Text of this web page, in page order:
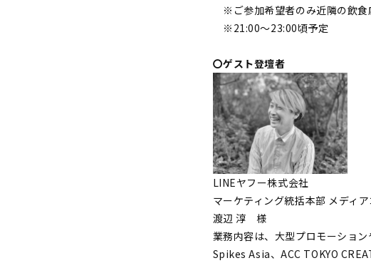
※ご参加希望者のみ近隣の飲食
※21:00～23:00頃予定
〇ゲスト登壇者
LINEヤフー株式会社
マーケティング統括本部 メディ
渡辺 淳 様
業務内容は、大型プロモーショ
Spikes Asia、ACC TOKYO